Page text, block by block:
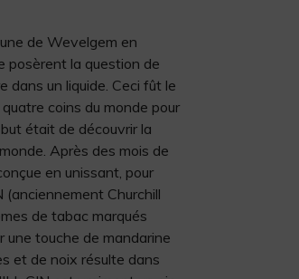
de Wevelgem en
posèrent la question de
dans un liquide. Ceci fût le
coins du monde pour
était de découvrir la
Après des mois de
en unissant, pour
(anciennement Churchill
de tabac marqués
une touche de mandarine
et de noix résulte dans